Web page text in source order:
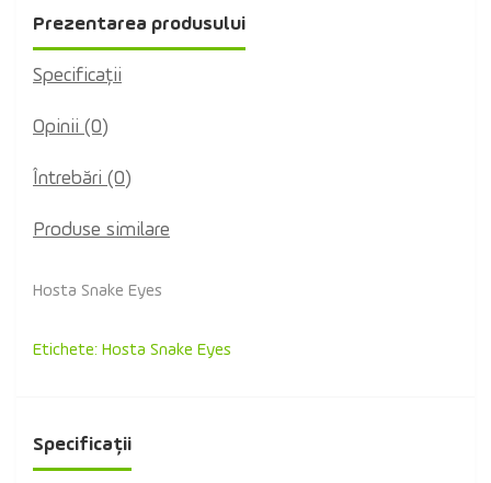
Prezentarea produsului
Specificaţii
Opinii (0)
Întrebări (0)
Produse similare
Hosta Snake Eyes
Etichete: Hosta Snake Eyes
Specificații